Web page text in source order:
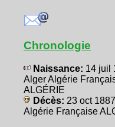
Chronologie
Naissance: 14 juil
Alger Algérie
ALGÉRIE
Décès: 23 oct
Algérie Française